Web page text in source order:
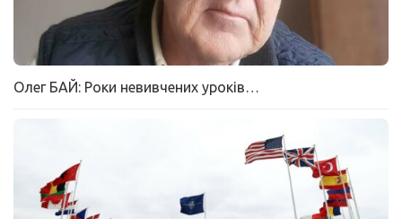
Олег БАЙ: Роки невивчених уроків…